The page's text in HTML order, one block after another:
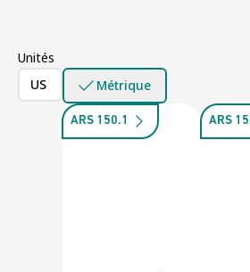
Unités
US
Métrique
ARS 150.1 ARS